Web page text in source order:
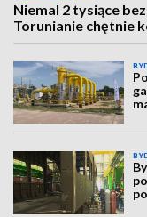
Niemal 2 tysiące
Torunianie chętnie